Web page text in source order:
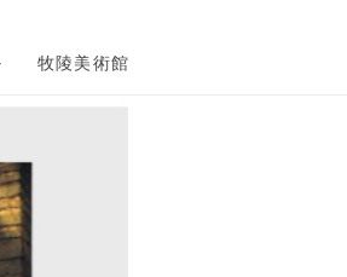
牧陵美術館